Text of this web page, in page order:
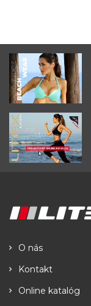
O nás
Kontakt
Online katalóg